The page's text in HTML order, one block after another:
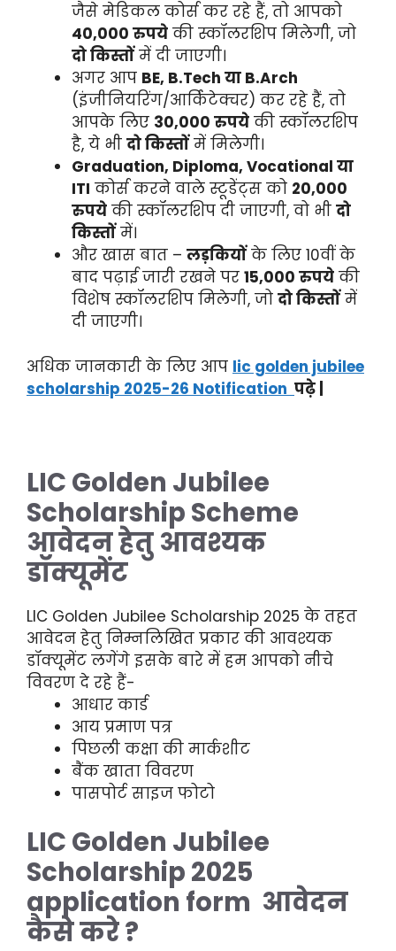
जैसे मेडिकल कोर्स कर रहे हैं, तो आपको
40,000 रुपये की स्कॉलरशिप मिलेगी, जो
दो किस्तों में दी जाएगी।
अगर आप BE, B.Tech या B.Arch
(इंजीनियरिंग/आर्किटेक्चर) कर रहे हैं, तो
आपके लिए 30,000 रुपये की स्कॉलरशिप
है, ये भी दो किस्तों में मिलेगी।
Graduation, Diploma, Vocational या
ITI कोर्स करने वाले स्टूडेंट्स को 20,000
रुपये की स्कॉलरशिप दी जाएगी, वो भी दो
किस्तों में।
और खास बात – लड़कियों के लिए 10वीं के
बाद पढ़ाई जारी रखने पर 15,000 रुपये की
विशेष स्कॉलरशिप मिलेगी, जो दो किस्तों में
दी जाएगी।
अधिक जानकारी के लिए आप lic golden jubilee
scholarship 2025-26 Notification पढ़े |
LIC Golden Jubilee
Scholarship Scheme
आवेदन हेतु आवश्यक
डॉक्यूमेंट
LIC Golden Jubilee Scholarship 2025 के तहत
आवेदन हेतु निम्नलिखित प्रकार की आवश्यक
डॉक्यूमेंट लगेंगे इसके बारे में हम आपको नीचे
विवरण दे रहे हैं-
आधार कार्ड
आय प्रमाण पत्र
पिछली कक्षा की मार्कशीट
बैंक खाता विवरण
पासपोर्ट साइज फोटो
LIC Golden Jubilee
Scholarship 2025
application form आवेदन
कैसे करे ?